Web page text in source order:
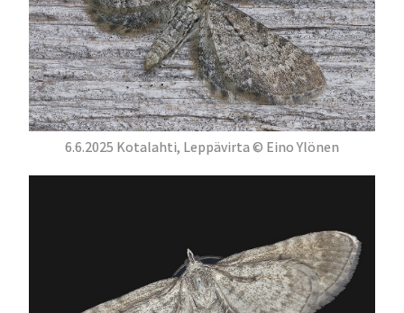
6.6.2025 Kotalahti, Leppävirta © Eino Ylönen